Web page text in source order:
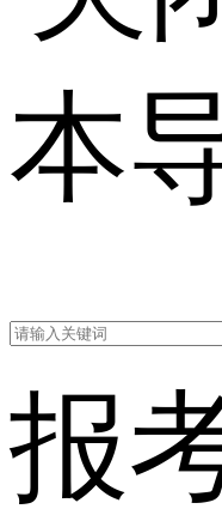
本
报